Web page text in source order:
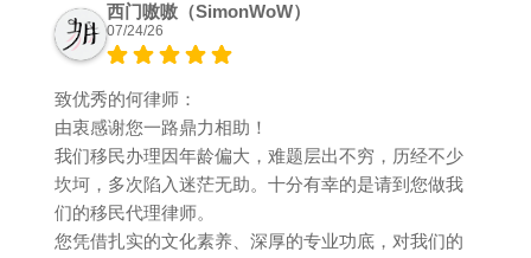
西门嗷嗷（SimonWoW）
07/24/26
致优秀的何律师：
由衷感谢您一路鼎力相助！
我们移民办理因年龄偏大，难题层出不穷，历经不少
坎坷，多次陷入迷茫无助。十分有幸的是请到您做我
们的移民代理律师。
您凭借扎实的文化素养、深厚的专业功底，对我们的